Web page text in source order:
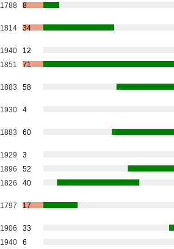
1788 8
1814 34
1940
12
1851 71
1883 58
1930 4
1883 60
1929
3
1896
52
1826 40
1797 17
1906
33
1940
6